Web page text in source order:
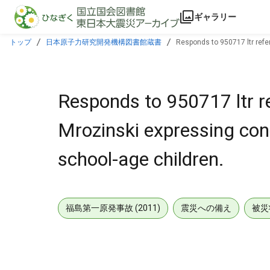
本文に飛ぶ
ギャラリー
トップ 日本原子力研究開発機構図書館蔵書 Responds to 950717 ltr
Responds to 950717 ltr
Mrozinski expressing
school-age children.
福島第一原発事故 (2011) 震災への備え 被災